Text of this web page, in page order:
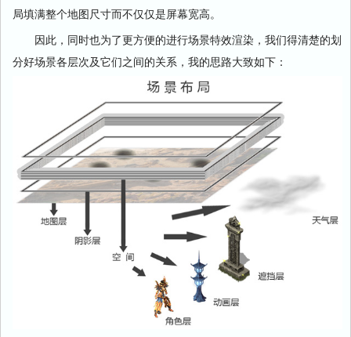
局填满整个地图尺寸而不仅仅是屏幕宽高。
因此，同时也为了更方便的进行场景特效渲染，我们得清楚的划
分好场景各层次及它们之间的关系，我的思路大致如下：